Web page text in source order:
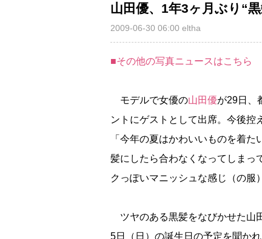
山田優、1年3ヶ月ぶり“
2009-06-30 06:00 eltha
■その他の写真ニュースはこちら
モデルで女優の山田優が29日、
ントにゲストとして出席。今後控
「今年の夏はかわいいものを着
髪にしたら合わなくなってしまっ
クっぽいマニッシュな感じ（の服
ツヤのある黒髪をなびかせた山
5日（日）の誕生日の予定を聞か